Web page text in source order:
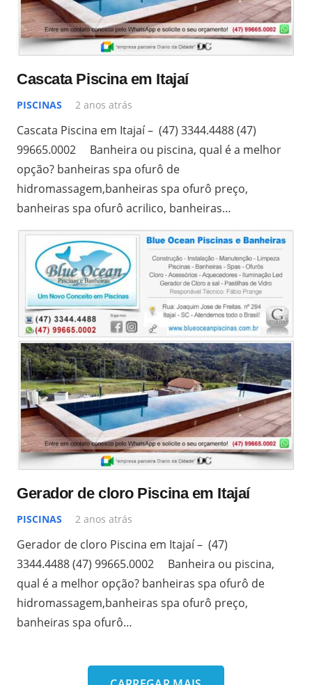
Cascata Piscina em Itajaí
PISCINAS 2 anos atrás
Cascata Piscina em Itajaí – (47) 3344.4488 (47)
99665.0002 Banheira ou piscina, qual é a melhor
opção? banheiras spa ofurô de
hidromassagem,banheiras spa ofurô preço,
banheiras spa ofurô acrilico, banheiras…
Gerador de cloro Piscina em Itajaí
PISCINAS 2 anos atrás
Gerador de cloro Piscina em Itajaí – (47)
3344.4488 (47) 99665.0002 Banheira ou piscina,
qual é a melhor opção? banheiras spa ofurô de
hidromassagem,banheiras spa ofurô preço,
banheiras spa ofurô…